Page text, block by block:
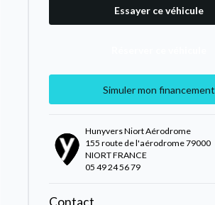
Essayer ce véhicule
Simuler mon financement
Hunyvers Niort Aérodrome
155 route de l'aérodrome 79000
NIORT FRANCE
05 49 24 56 79
Contact